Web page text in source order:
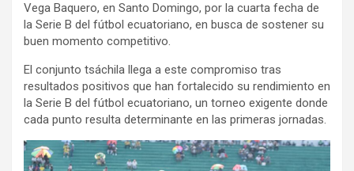
Vega Baquero, en Santo Domingo, por la cuarta fecha de
la Serie B del fútbol ecuatoriano, en busca de sostener su
buen momento competitivo.
El conjunto tsáchila llega a este compromiso tras
resultados positivos que han fortalecido su rendimiento en
la Serie B del fútbol ecuatoriano, un torneo exigente donde
cada punto resulta determinante en las primeras jornadas.